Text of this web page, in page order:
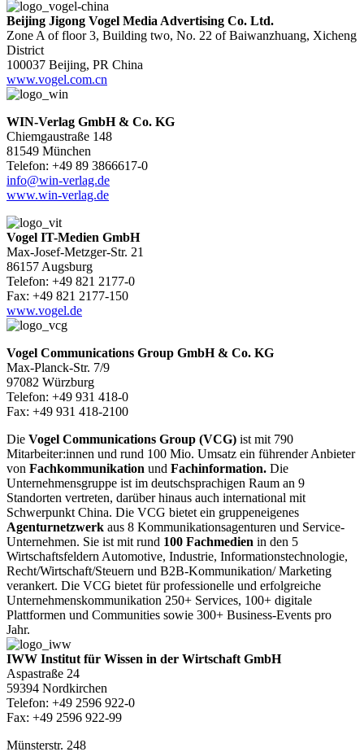
Beijing Jigong Vogel Media Advertising Co. Ltd.
Zone A of floor 3, Building two, No. 22 of Baiwanzhuang, Xicheng
District
100037 Beijing, PR China
www.vogel.com.cn
WIN-Verlag GmbH & Co. KG
Chiemgaustraße 148
81549 München
Telefon: +49 89 3866617-0
info@win-verlag.de
www.win-verlag.de
Vogel IT-Medien GmbH
Max-Josef-Metzger-Str. 21
86157 Augsburg
Telefon: +49 821 2177-0
Fax: +49 821 2177-150
www.vogel.de
Vogel Communications Group GmbH & Co. KG
Max-Planck-Str. 7/9
97082 Würzburg
Telefon: +49 931 418-0
Fax: +49 931 418-2100
Die Vogel Communications Group (VCG) ist mit 790
Mitarbeiter:innen und rund 100 Mio. Umsatz ein führender Anbieter
von Fachkommunikation und Fachinformation. Die
Unternehmensgruppe ist im deutschsprachigen Raum an 9
Standorten vertreten, darüber hinaus auch international mit
Schwerpunkt China. Die VCG bietet ein gruppeneigenes
Agenturnetzwerk aus 8 Kommunikationsagenturen und Service-
Unternehmen. Sie ist mit rund 100 Fachmedien in den 5
Wirtschaftsfeldern Automotive, Industrie, Informationstechnologie,
Recht/Wirtschaft/Steuern und B2B-Kommunikation/ Marketing
verankert. Die VCG bietet für professionelle und erfolgreiche
Unternehmenskommunikation 250+ Services, 100+ digitale
Plattformen und Communities sowie 300+ Business-Events pro
Jahr.
IWW Institut für Wissen in der Wirtschaft GmbH
Aspastraße 24
59394 Nordkirchen
Telefon: +49 2596 922-0
Fax: +49 2596 922-99
Münsterstr. 248